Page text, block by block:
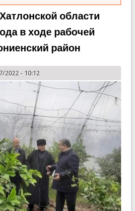
области
в ходе рабочей
район
2022 - 10:12